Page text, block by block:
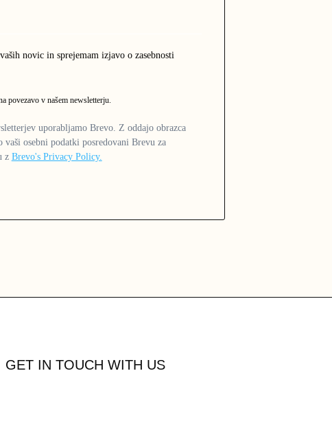
novic in sprejemam izjavo o zasebnosti
povezavo v našem newsletterju.
uporabljamo Brevo. Z oddajo obrazca
vaši osebni podatki posredovani Brevu za
z Brevo's Privacy Policy.
GET IN TOUCH WITH US